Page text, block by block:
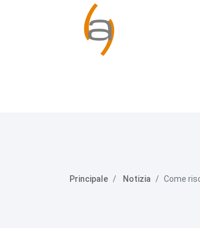
Principale Notizia Come